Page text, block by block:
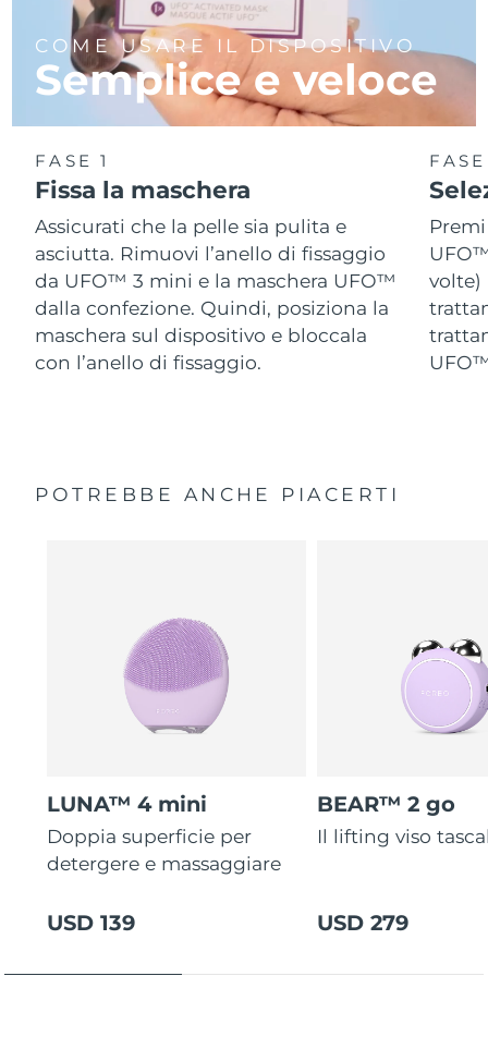
COME USARE IL DISPOSITIVO
Semplice e veloce
FASE 1
Fissa la maschera
Assicurati che la pelle sia pulita e
asciutta. Rimuovi l’anello di fissaggio
da UFO™ 3 mini e la maschera UFO™
dalla confezione. Quindi, posiziona la
maschera sul dispositivo e bloccala
con l’anello di fissaggio.
volte)
POTREBBE ANCHE PIACERTI
LUNA™ 4 mini
Doppia superficie per
detergere e massaggiare
USD 139
BEAR™ 2 go
Il lifting viso
USD 279